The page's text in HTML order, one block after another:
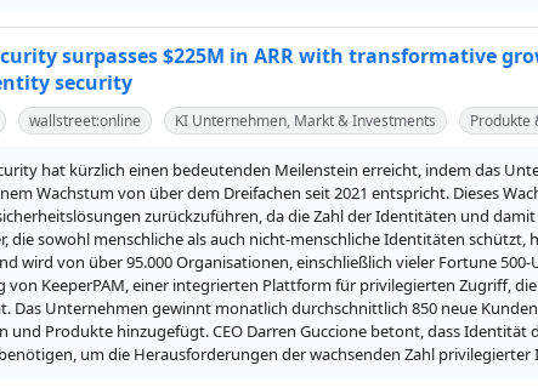
surpasses $225M in ARR with transformative
security
wallstreet:online KI Unternehmen, Markt & Investments Produkte
hat kürzlich einen bedeutenden Meilenstein erreicht, indem das
Wachstum von über dem Dreifachen seit 2021 entspricht. Dieses
zurückzuführen, da die Zahl der Identitäten und
die sowohl menschliche als auch nicht-menschliche Identitäten
wird von über 95.000 Organisationen, einschließlich vieler Fortune
von KeeperPAM, einer integrierten Plattform für privilegierten Zugriff,
Das Unternehmen gewinnt monatlich durchschnittlich 850 neue
und Produkte hinzugefügt. CEO Darren Guccione betont, dass
um die Herausforderungen der wachsenden Zahl